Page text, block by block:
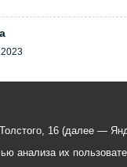
16 (далее —
их